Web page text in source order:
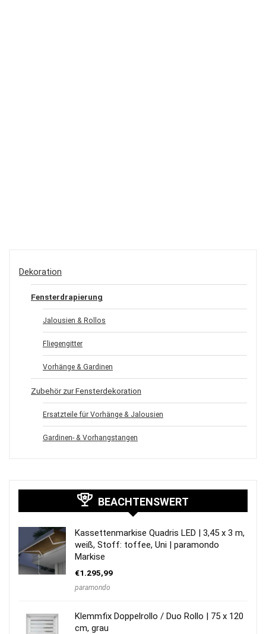
Dekoration
Fensterdrapierung
Jalousien & Rollos
Fliegengitter
Vorhänge & Gardinen
Zubehör zur Fensterdekoration
Ersatzteile für Vorhänge & Jalousien
Gardinen- & Vorhangstangen
BEACHTENSWERT
Kassettenmarkise Quadris LED | 3,45 x 3 m,
weiß, Stoff: toffee, Uni | paramondo
Markise
€1.295,99
paramondo
Klemmfix Doppelrollo / Duo Rollo | 75 x 120
cm, grau